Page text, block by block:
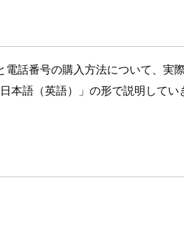
話番号の購入方法について、実
本語（英語）」の形で説明して